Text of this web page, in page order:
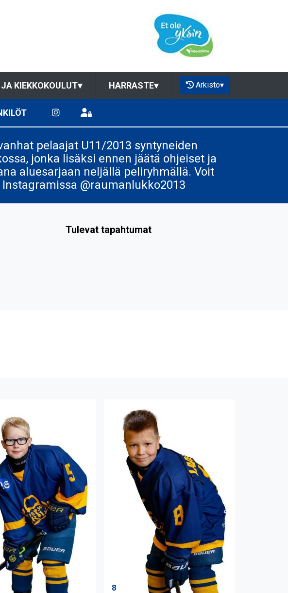
KIEKKOKOULUT▾ HARRASTE▾ Arkisto▾
pelaajat U11/2013 syntyneiden
jonka lisäksi ennen jäätä ohjeiset ja
aluesarjaan neljällä peliryhmällä. Voit
@raumanlukko2013
Tulevat tapahtumat
8